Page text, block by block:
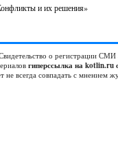
и их решения»
о регистрации
гиперссылка на kotlin.ru
всегда совпадать с мнением